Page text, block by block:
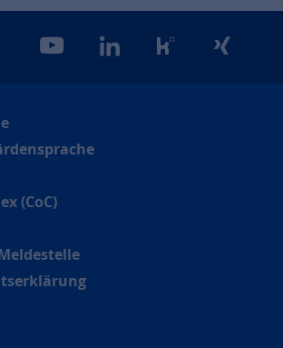
youtubelinkedinkununuxing
(CoC)